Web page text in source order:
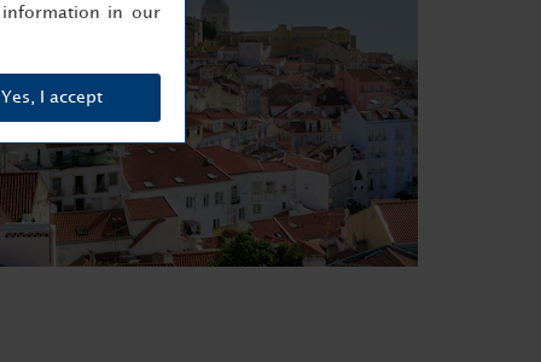
in our
Yes, I accept